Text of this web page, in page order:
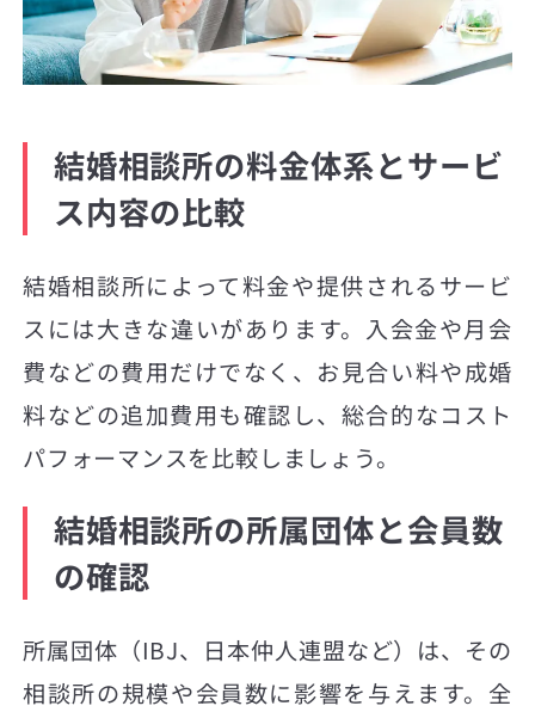
結婚相談所の料金体系とサービ
ス内容の比較
結婚相談所によって料金や提供されるサービ
スには大きな違いがあります。入会金や月会
費などの費用だけでなく、お見合い料や成婚
料などの追加費用も確認し、総合的なコスト
パフォーマンスを比較しましょう。
結婚相談所の所属団体と会員数
の確認
所属団体（IBJ、日本仲人連盟など）は、その
相談所の規模や会員数に影響を与えます。全